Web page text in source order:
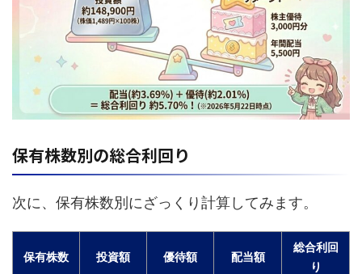
保有株数別の総合利回り
次に、保有株数別にざっくり計算してみます。
保有株数 投資額 優待額 配当額
総合利回
り